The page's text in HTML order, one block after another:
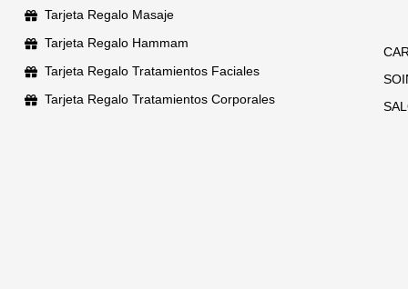
Tarjeta Regalo Masaje
Tarjeta Regalo Hammam
Tarjeta Regalo Tratamientos Faciales
Tarjeta Regalo Tratamientos Corporales